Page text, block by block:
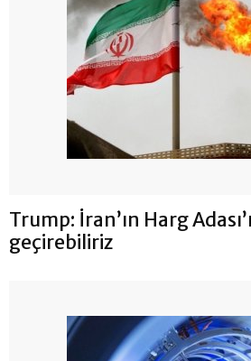
Trump: İran’ın Harg
geçirebiliriz